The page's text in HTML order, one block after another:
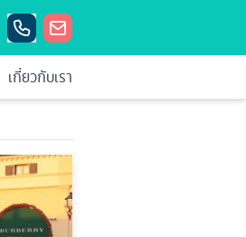
เกี่ยวกับเรา